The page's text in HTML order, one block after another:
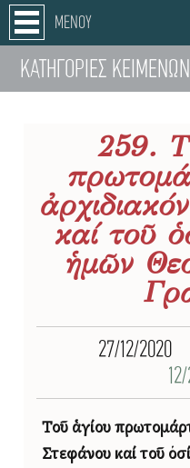
ΜΕΝΟΥ
ΚΑΤΗΓΟΡΙΕΣ ΚΕΙΜΕΝΩΝ
259.
καί τοῦ
ἡμῶν
27/12/2020
Τοῦ ἁγίου
Στεφάνου καί τοῦ